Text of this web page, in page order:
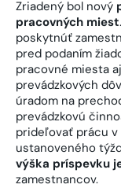
Zriadený bol nový
pracovných miest
poskytnúť
pred podaním
pracovné miesta
prevádzkových
úradom na
prevádzkovú
prideľovať prácu v
ustanoveného
výška príspevku
zamestnancov.